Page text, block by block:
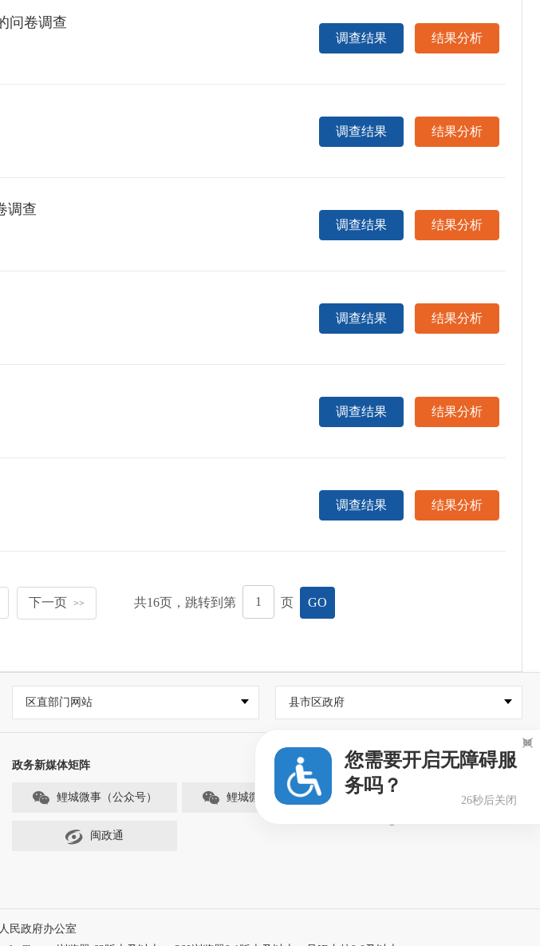
问卷调查
调查结果 结果分析
调查结果 结果分析
调查
调查结果 结果分析
调查结果 结果分析
调查结果 结果分析
调查结果 结果分析
下一页 >> 共16页，跳转到第 页 GO
区直部门网站 县市区政府
政务新媒体矩阵
鲤城微事（公众号） 鲤城微事（视频号）
闽政通
民政府办公室
您需要开启无障碍服
务吗？
25秒后关闭
